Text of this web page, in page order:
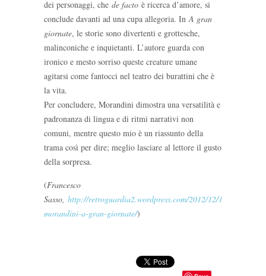
dei personaggi, che de facto è ricerca d’amore, si
conclude davanti ad una cupa allegoria. InA gran
giornate, le storie sono divertenti e grottesche,
malinconiche e inquietanti. L’autore guarda con
ironico e mesto sorriso queste creature umane
agitarsi come fantocci nel teatro dei burattini che è
la vita.
Per concludere, Morandini dimostra una versatilità e
padronanza di lingua e di ritmi narrativi non
comuni, mentre questo mio è un riassunto della
trama così per dire; meglio lasciare al lettore il gusto
della sorpresa.
(Francesco
Sasso, http://retroguardia2.wordpress.com/2012/12/15/claudio-
morandini-a-gran-giornate/)